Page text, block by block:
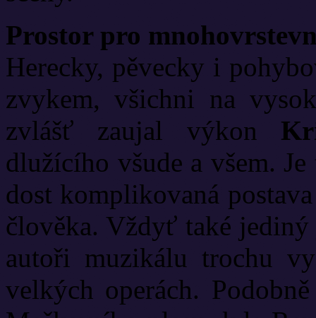
Prostor pro
Herecky, pěvecky i
zvykem, všichni na
zvlášť zaujal výkon
dlužícího všude a všem.
dost komplikovaná
člověka. Vždyť také jediný
autoři muzikálu trochu
velkých operách.